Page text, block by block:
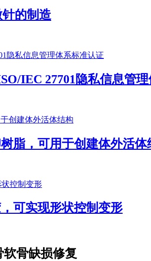
的制造
IEC 27701隐私信息管
脂，可用于创建体外活体
可实现形状控制变形
骨缺损修复